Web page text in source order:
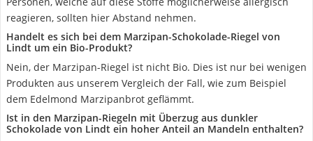
reagieren, sollten hier Abstand nehmen.
Handelt es sich bei dem Marzipan-Schokolade-Riegel von
Lindt um ein Bio-Produkt?
Nein, der Marzipan-Riegel ist nicht Bio. Dies ist nur bei wenigen
Produkten aus unserem Vergleich der Fall, wie zum Beispiel
dem Edelmond Marzipanbrot geflämmt.
Ist in den Marzipan-Riegeln mit Überzug aus dunkler
Schokolade von Lindt ein hoher Anteil an Mandeln enthalten?